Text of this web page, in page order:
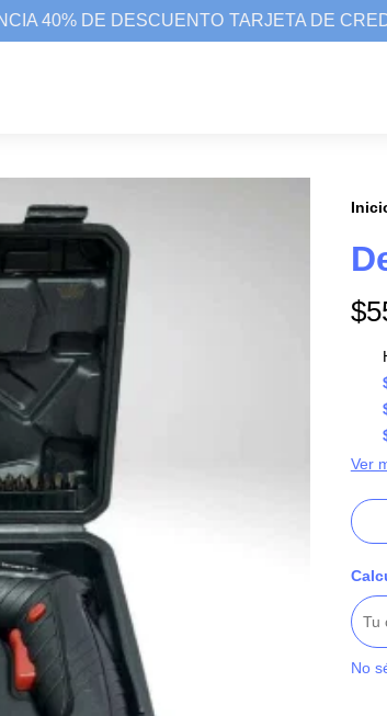
40% DE DESCUENTO TARJETA DE
Ver
No